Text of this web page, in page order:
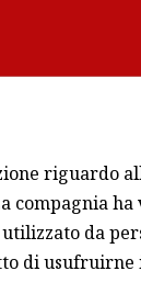
riguardo
compagnia
da
di